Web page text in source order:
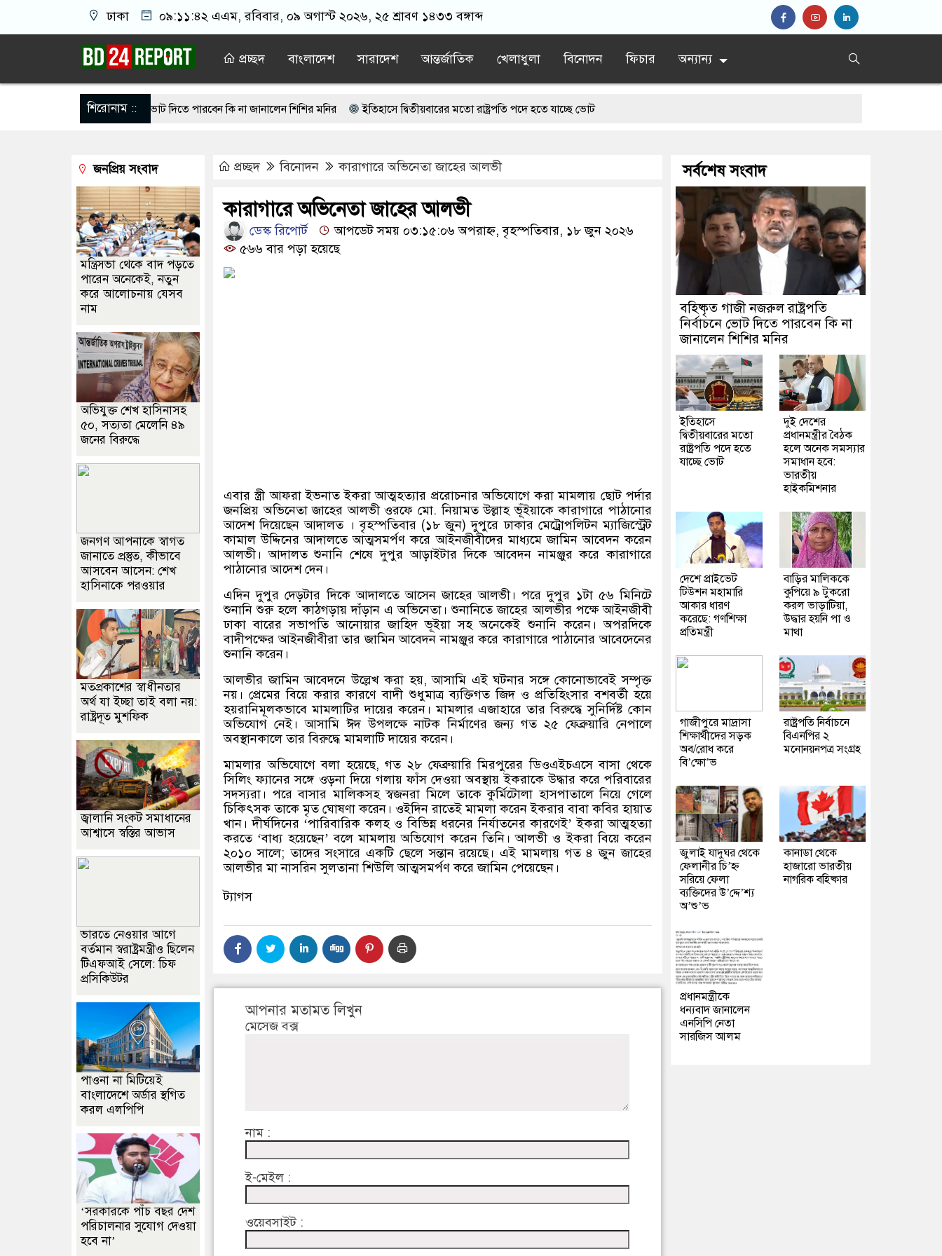
ঢাকা ০৯:১১:৪২ এএম, রবিবার, ০৯ অগাস্ট ২০২৬, ২৫ শ্রাবণ ১৪৩৩ বঙ্গাব্দ
প্রচ্ছদ বাংলাদেশ সারাদেশ আন্তর্জাতিক খেলাধুলা বিনোদন ফিচার অন্যান্য
শিরোনাম ::
রাষ্ট্রপতি নির্বাচনে ভোট দিতে পারবেন কি না জানালেন শিশির মনির ইতিহাসে দ্বিতীয়বারের মতো রাষ্ট্রপতি পদে হতে যাচ্ছে ভোট
কুপিয়ে ৯ টুকরো করল ভাড়াটিয়া, উদ্ধার হয়নি পা ও মাথা গাজীপুরে মাদ্রাসা শিক্ষার্থীদের সড়ক অব/রোধ করে বি’ক্ষো’ভ
বিএনপির ২ মনোনয়নপত্র সংগ্রহ জুলাই যাদুঘর থেকে ফেলানীর চি’হ্ন সরিয়ে ফেলা ব্যক্তিদের উ’দ্দে’শ্য অ’শু’ভ কানাডা থেকে হাজারো ভারতীয় নাগরিক বহিষ্কার
ধন্যবাদ জানালেন এনসিপি নেতা সারজিস আলম
প্রচ্ছদ বিনোদন কারাগারে অভিনেতা জাহের আলভী
কারাগারে অভিনেতা জাহের আলভী
ডেস্ক রিপোর্ট
আপডেট সময় ০৩:১৫:০৬ অপরাহ্ন, বৃহস্পতিবার, ১৮ জুন ২০২৬
৫৬৬ বার পড়া হয়েছে
এবার স্ত্রী আফরা ইভনাত ইকরা আত্মহত্যার প্ররোচনার অভিযোগে করা মামলায় ছোট পর্দার
জনপ্রিয় অভিনেতা জাহের আলভী ওরফে মো.নিয়ামত উল্লাহ ভূঁইয়াকে কারাগারে পাঠানোর
আদেশ দিয়েছেন আদালত ।বৃহস্পতিবার(১৮ জুন)দুপুরে ঢাকার মেট্রোপলিটন ম্যাজিস্ট্রেট
কামাল উদ্দিনের আদালতে আত্মসমর্পণ করে আইনজীবীদের মাধ্যমে জামিন আবেদন করেন
আলভী। আদালত শুনানি শেষে দুপুর আড়াইটার দিকে আবেদন নামঞ্জুর করে কারাগারে
পাঠানোর আদেশ দেন।
এদিন দুপুর দেড়টার দিকে আদালতে আসেন জাহের আলভী। পরে দুপুর ১টা ৫৬ মিনিটে
শুনানি শুরু হলে কাঠগড়ায় দাঁড়ান এ অভিনেতা। শুনানিতে জাহের আলভীর পক্ষে আইনজীবী
ঢাকা বারের সভাপতি আনোয়ার জাহিদ ভূইয়া সহ অনেকেই শুনানি করেন। অপরদিকে
বাদীপক্ষের আইনজীবীরা তার জামিন আবেদন নামঞ্জুর করে কারাগারে পাঠানোর আবেদেনের
শুনানি করেন।
আলভীর জামিন আবেদনে উল্লেখ করা হয়,আসামি এই ঘটনার সঙ্গে কোনোভাবেই সম্পৃক্ত
নয়। প্রেমের বিয়ে করার কারণে বাদী শুধুমাত্র ব্যক্তিগত জিদ ও প্রতিহিংসার বশবর্তী হয়ে
হয়রানিমূলকভাবে মামলাটির দায়ের করেন। মামলার এজাহারে তার বিরুদ্ধে সুনির্দিষ্ট কোন
অভিযোগ নেই। আসামি ঈদ উপলক্ষে নাটক নির্মাণের জন্য গত ২৫ ফেব্রুয়ারি নেপালে
অবস্থানকালে তার বিরুদ্ধে মামলাটি দায়ের করেন।
মামলার অভিযোগে বলা হয়েছে,গত ২৮ ফেব্রুয়ারি মিরপুরের ডিওএইচএসে বাসা থেকে
সিলিং ফ্যানের সঙ্গে ওড়না দিয়ে গলায় ফাঁস দেওয়া অবস্থায় ইকরাকে উদ্ধার করে পরিবারের
সদস্যরা। পরে বাসার মালিকসহ স্বজনরা মিলে তাকে কুর্মিটোলা হাসপাতালে নিয়ে গেলে
চিকিৎসক তাকে মৃত ঘোষণা করেন। ওইদিন রাতেই মামলা করেন ইকরার বাবা কবির হায়াত
খান। দীর্ঘদিনের‘পারিবারিক কলহ ও বিভিন্ন ধরনের নির্যাতনের কারণেই’ইকরা আত্মহত্যা
করতে‘বাধ্য হয়েছেন’বলে মামলায় অভিযোগ করেন তিনি। আলভী ও ইকরা বিয়ে করেন
২০১০ সালে;তাদের সংসারে একটি ছেলে সন্তান রয়েছে। এই মামলায় গত ৪ জুন জাহের
আলভীর মা নাসরিন সুলতানা শিউলি আত্মসমর্পণ করে জামিন পেয়েছেন।
ট্যাগস
আপনার মতামত লিখুন
মেসেজ বক্স
নাম :
ই-মেইল :
ওয়েবসাইট :
জনপ্রিয় সংবাদ
মন্ত্রিসভা থেকে বাদ পড়তে
পারেন অনেকেই, নতুন
করে আলোচনায় যেসব
নাম
অভিযুক্ত শেখ হাসিনাসহ
৫০, সত্যতা মেলেনি ৪৯
জনের বিরুদ্ধে
জনগণ আপনাকে স্বাগত
জানাতে প্রস্তুত, কীভাবে
আসবেন আসেন: শেখ
হাসিনাকে পরওয়ার
মতপ্রকাশের স্বাধীনতার
অর্থ যা ইচ্ছা তাই বলা নয়:
রাষ্ট্রদূত মুশফিক
জ্বালানি সংকট সমাধানের
আশ্বাসে স্বস্তির আভাস
ভারতে নেওয়ার আগে
বর্তমান স্বরাষ্ট্রমন্ত্রীও ছিলেন
টিএফআই সেলে: চিফ
প্রসিকিউটর
পাওনা না মিটিয়েই
বাংলাদেশে অর্ডার স্থগিত
করল এলপিপি
‘সরকারকে পাঁচ বছর দেশ
পরিচালনার সুযোগ দেওয়া
হবে না’
সর্বশেষ সংবাদ
বহিষ্কৃত গাজী নজরুল রাষ্ট্রপতি
নির্বাচনে ভোট দিতে পারবেন কি না
জানালেন শিশির মনির
ইতিহাসে
দ্বিতীয়বারের মতো
রাষ্ট্রপতি পদে হতে
যাচ্ছে ভোট
দুই দেশের
প্রধানমন্ত্রীর বৈঠক
হলে অনেক সমস্যার
সমাধান হবে:
ভারতীয়
হাইকমিশনার
দেশে প্রাইভেট
টিউশন মহামারি
আকার ধারণ
করেছে: গণশিক্ষা
প্রতিমন্ত্রী
বাড়ির মালিককে
কুপিয়ে ৯ টুকরো
করল ভাড়াটিয়া,
উদ্ধার হয়নি পা ও
মাথা
গাজীপুরে মাদ্রাসা
শিক্ষার্থীদের সড়ক
অব/রোধ করে
বি’ক্ষো’ভ
রাষ্ট্রপতি নির্বাচনে
বিএনপির ২
মনোনয়নপত্র সংগ্রহ
জুলাই যাদুঘর থেকে
ফেলানীর চি’হ্ন
সরিয়ে ফেলা
ব্যক্তিদের উ’দ্দে’শ্য
অ’শু’ভ
কানাডা থেকে
হাজারো ভারতীয়
নাগরিক বহিষ্কার
প্রধানমন্ত্রীকে
ধন্যবাদ জানালেন
এনসিপি নেতা
সারজিস আলম